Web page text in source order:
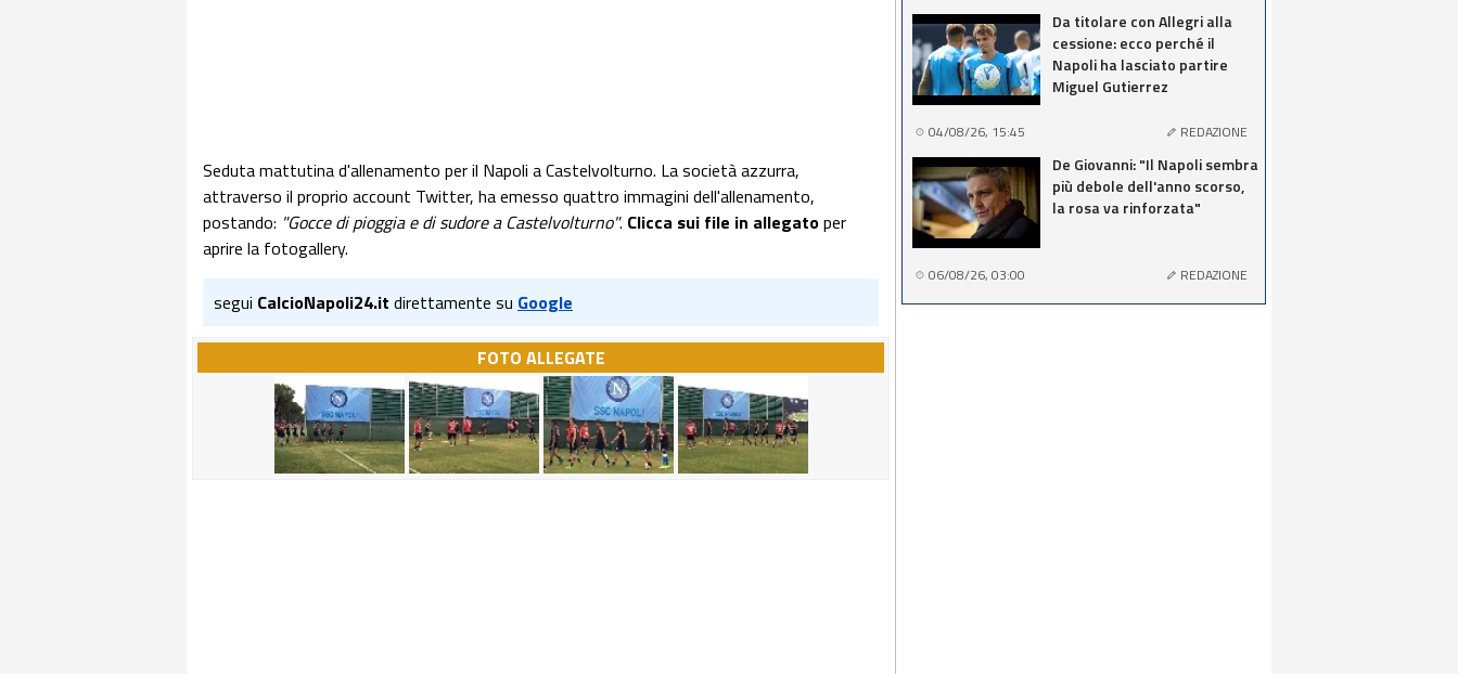
Seduta mattutina d'allenamento per il Napoli a Castelvolturno. La società azzurra,
attraverso il proprio account Twitter, ha emesso quattro immagini dell'allenamento,
postando: "Gocce di pioggia e di sudore a Castelvolturno". Clicca sui file in allegatoper
aprire la fotogallery.
segui CalcioNapoli24.it direttamente su Google
FOTO ALLEGATE
Da titolare con Allegri alla
cessione: ecco perché il
Napoli ha lasciato partire
Miguel Gutierrez
04/08/26, 15:45 REDAZIONE
De Giovanni: "Il Napoli sembra
più debole dell'anno scorso,
la rosa va rinforzata"
06/08/26, 03:00 REDAZIONE